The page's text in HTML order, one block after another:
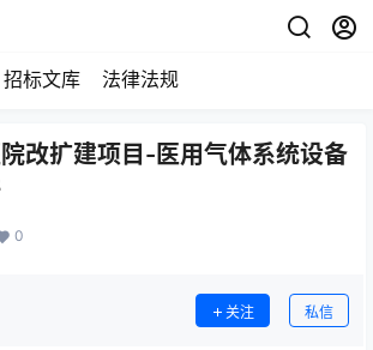
招标文库 法律法规
改扩建项目-医用气体系统设备
0
关注 私信